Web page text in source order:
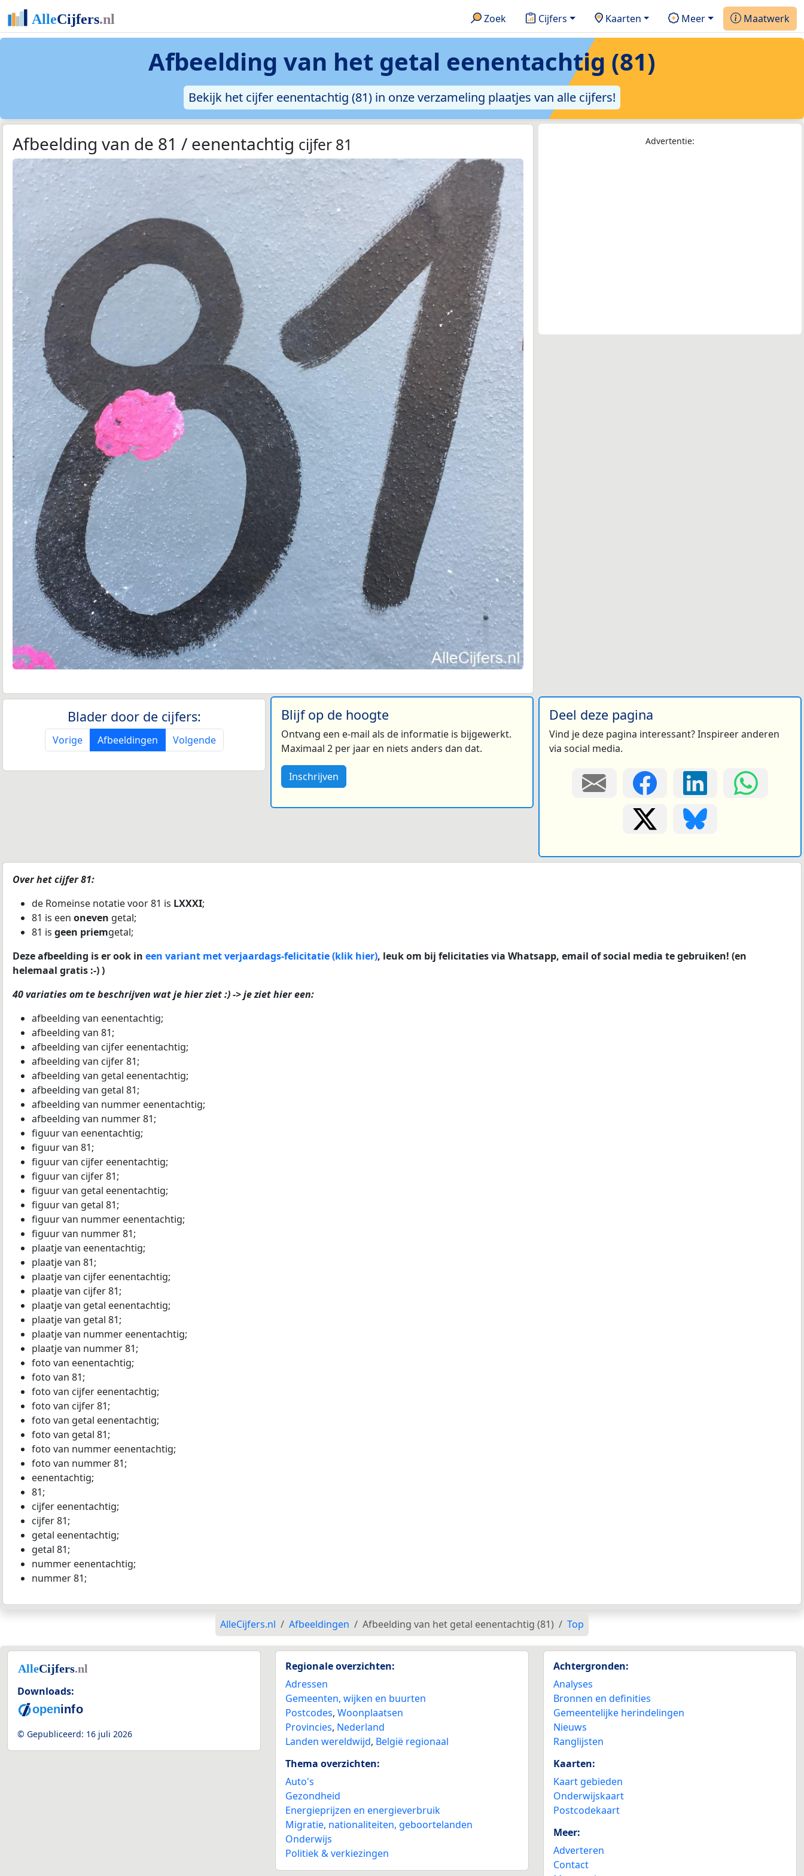
Zoek Cijfers Kaarten Meer Maatwerk
Afbeelding van het getal eenentachtig (81)
Bekijk het cijfer eenentachtig (81) in onze verzameling plaatjes van alle cijfers!
Afbeelding van de 81 / eenentachtig cijfer 81 Advertentie:
Blader door de cijfers:
Vorige Afbeeldingen Volgende
Blijf op de hoogte
Ontvang een e-mail als de informatie is bijgewerkt.
Maximaal 2 per jaar en niets anders dan dat.
Inschrijven
Deel deze pagina
Vind je deze pagina interessant? Inspireer anderen
via social media.
Over het cijfer 81:
de Romeinse notatie voor 81 is LXXXI;
81 is een oneven getal;
81 is geen priemgetal;
Deze afbeelding is er ook in een variant met verjaardags-felicitatie (klik hier), leuk om bij felicitaties via Whatsapp, email of social media te gebruiken! (en
helemaal gratis :-) )
40 variaties om te beschrijven wat je hier ziet :) -> je ziet hier een:
afbeelding van eenentachtig;
afbeelding van 81;
afbeelding van cijfer eenentachtig;
afbeelding van cijfer 81;
afbeelding van getal eenentachtig;
afbeelding van getal 81;
afbeelding van nummer eenentachtig;
afbeelding van nummer 81;
figuur van eenentachtig;
figuur van 81;
figuur van cijfer eenentachtig;
figuur van cijfer 81;
figuur van getal eenentachtig;
figuur van getal 81;
figuur van nummer eenentachtig;
figuur van nummer 81;
plaatje van eenentachtig;
plaatje van 81;
plaatje van cijfer eenentachtig;
plaatje van cijfer 81;
plaatje van getal eenentachtig;
plaatje van getal 81;
plaatje van nummer eenentachtig;
plaatje van nummer 81;
foto van eenentachtig;
foto van 81;
foto van cijfer eenentachtig;
foto van cijfer 81;
foto van getal eenentachtig;
foto van getal 81;
foto van nummer eenentachtig;
foto van nummer 81;
eenentachtig;
81;
cijfer eenentachtig;
cijfer 81;
getal eenentachtig;
getal 81;
nummer eenentachtig;
nummer 81;
AlleCijfers.nl Afbeeldingen Afbeelding van het getal eenentachtig (81) Top
Downloads:
© Gepubliceerd: 16 juli 2026
Regionale overzichten:
Adressen
Gemeenten, wijken en buurten
Postcodes, Woonplaatsen
Provincies, Nederland
Landen wereldwijd, België regionaal
Thema overzichten:
Auto's
Gezondheid
Energieprijzen en energieverbruik
Migratie, nationaliteiten, geboortelanden
Onderwijs
Politiek & verkiezingen
Achtergronden:
Analyses
Bronnen en definities
Gemeentelijke herindelingen
Nieuws
Ranglijsten
Kaarten:
Kaart gebieden
Onderwijskaart
Postcodekaart
Meer:
Adverteren
Contact